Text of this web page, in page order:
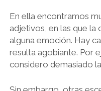
En ella encontramos
adjetivos, en las que la
alguna emoción. Hay
resulta agobiante. Por
considero demasiado